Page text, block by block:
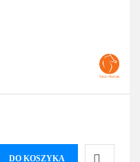
DO KOSZYKA